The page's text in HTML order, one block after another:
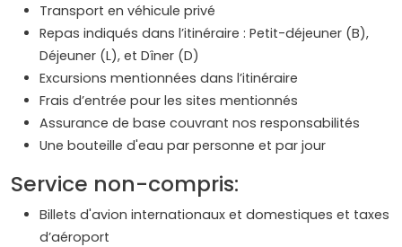
Transport en véhicule privé
Repas indiqués dans l’itinéraire : Petit-déjeuner (B),
Déjeuner (L), et Dîner (D)
Excursions mentionnées dans l’itinéraire
Frais d’entrée pour les sites mentionnés
Assurance de base couvrant nos responsabilités
Une bouteille d'eau par personne et par jour
Service non-compris:
Billets d'avion internationaux et domestiques et taxes
d’aéroport